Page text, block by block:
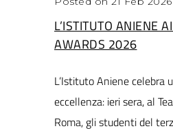
L’ISTITUTO ANIENE
AWARDS 2026
L’Istituto Aniene celebra
eccellenza: ieri sera, al
Roma, gli studenti del